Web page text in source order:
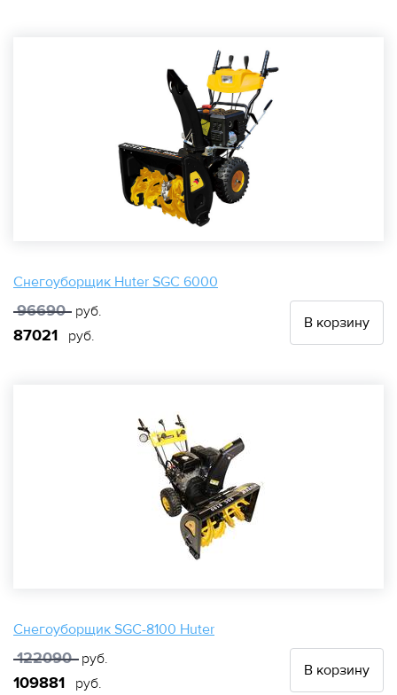
Снегоуборщик Huter SGC 6000
96690 руб.
87021 руб.
В корзину
Снегоуборщик SGC-8100 Huter
122090 руб.
109881 руб.
В корзину